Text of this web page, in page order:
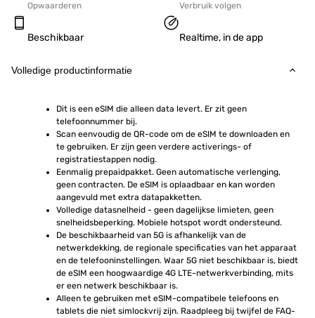
Opwaarderen
Beschikbaar
Verbruik volgen
Realtime, in de app
Volledige productinformatie
Dit is een eSIM die alleen data levert. Er zit geen
telefoonnummer bij.
Scan eenvoudig de QR-code om de eSIM te downloaden en
te gebruiken. Er zijn geen verdere activerings- of
registratiestappen nodig.
Eenmalig prepaidpakket. Geen automatische verlenging,
geen contracten. De eSIM is oplaadbaar en kan worden
aangevuld met extra datapakketten.
Volledige datasnelheid - geen dagelijkse limieten, geen
snelheidsbeperking. Mobiele hotspot wordt ondersteund.
De beschikbaarheid van 5G is afhankelijk van de
netwerkdekking, de regionale specificaties van het apparaat
en de telefooninstellingen. Waar 5G niet beschikbaar is, biedt
de eSIM een hoogwaardige 4G LTE-netwerkverbinding, mits
er een netwerk beschikbaar is.
Alleen te gebruiken met eSIM-compatibele telefoons en
tablets die niet simlockvrij zijn. Raadpleeg bij twijfel de FAQ-